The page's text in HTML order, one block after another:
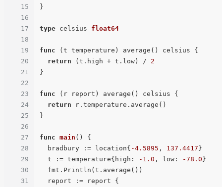
15
16
17
18
19
20
21
22
23
24
25
26
27
28
29
30
31
}
type celsius float64
func (t temperature)
average() celsius {
return (t.high + t.low) / 2
}
func (r report)
average() celsius {
return r.temperature.average()
}
func main ()
{
  bradbury := location{
-4.5895 , 137.4417 }
  t := temperature{high:
-1.0 , low: -78.0 }